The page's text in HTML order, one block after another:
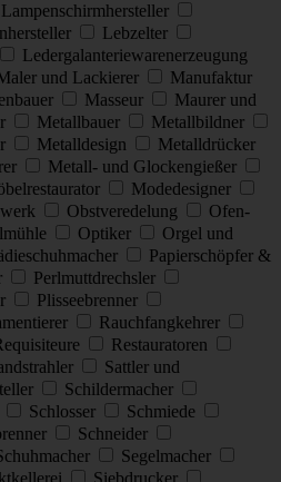
Lampenschirmhersteller
Lebzelter
Ledergalanteriewarenerzeugung
und Lackierer
Manufaktur
Masseur
Maurer und
Metallbauer
Metallbildner
Metalldesign
Metalldrücker
Metall- und Glockengießer
Modedesigner
Obstveredelung
Ofen-
Optiker
Orgel und
Papierschöpfer &
Perlmuttdrechsler
Plisseebrenner
Rauchfangkehrer
Restauratoren
Sattler und
Schildermacher
Schlosser
Schmiede
Schneider
Segelmacher
Siebdrucker